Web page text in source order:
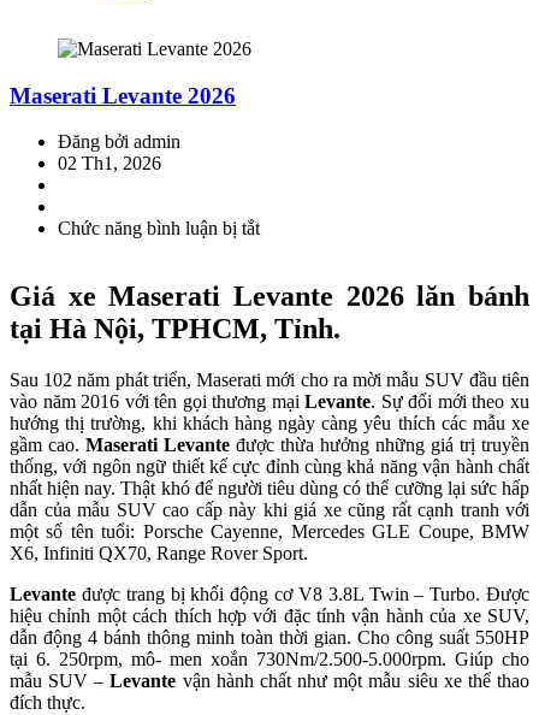
Maserati Levante 2026
Đăng bởi admin
02 Th1, 2026
Chức năng bình luận bị tắtở
2026
Giá xe Maserati Levante 2026 lăn bánh
tại Hà Nội, TPHCM, Tỉnh.
Sau 102 năm phát triển, Maserati mới cho ra mời mẫu SUV đầu tiên
vào năm 2016 với tên gọi thương mạiLevante. Sự đổi mới theo xu
hướng thị trường, khi khách hàng ngày càng yêu thích các mẫu xe
gầm cao. Maserati Levante được thừa hưởng những giá trị truyền
thống, với ngôn ngữ thiết kế cực đỉnh cùng khả năng vận hành chất
nhất hiện nay. Thật khó để người tiêu dùng có thể cưỡng lại sức hấp
dẫn của mẫu SUV cao cấp này khi giá xe cũng rất cạnh tranh với
một số tên tuổi: Porsche Cayenne, Mercedes GLE Coupe, BMW
X6, Infiniti QX70, Range Rover Sport.
Levante được trang bị khối động cơ V8 3.8L Twin – Turbo. Được
hiệu chỉnh một cách thích hợp với đặc tính vận hành của xe SUV,
dẫn động 4 bánh thông minh toàn thời gian. Cho công suất 550HP
tại 6. 250rpm, mô- men xoắn 730Nm/2.500-5.000rpm. Giúp cho
mẫu SUV – Levante vận hành chất như một mẫu siêu xe thể thao
đích thực.